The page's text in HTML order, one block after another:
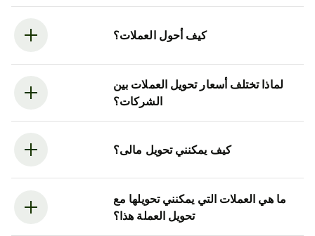
كيف أحول العملات؟
لماذا تختلف أسعار تحويل العملات بين
الشركات؟
كيف يمكنني تحويل مالى؟
ما هي العملات التي يمكنني تحويلها مع
تحويل العملة هذا؟